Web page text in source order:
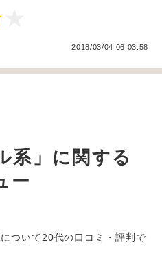
2018/03/04 06:03:58
系」に関する
ー
ついて20代の口コミ・評判で